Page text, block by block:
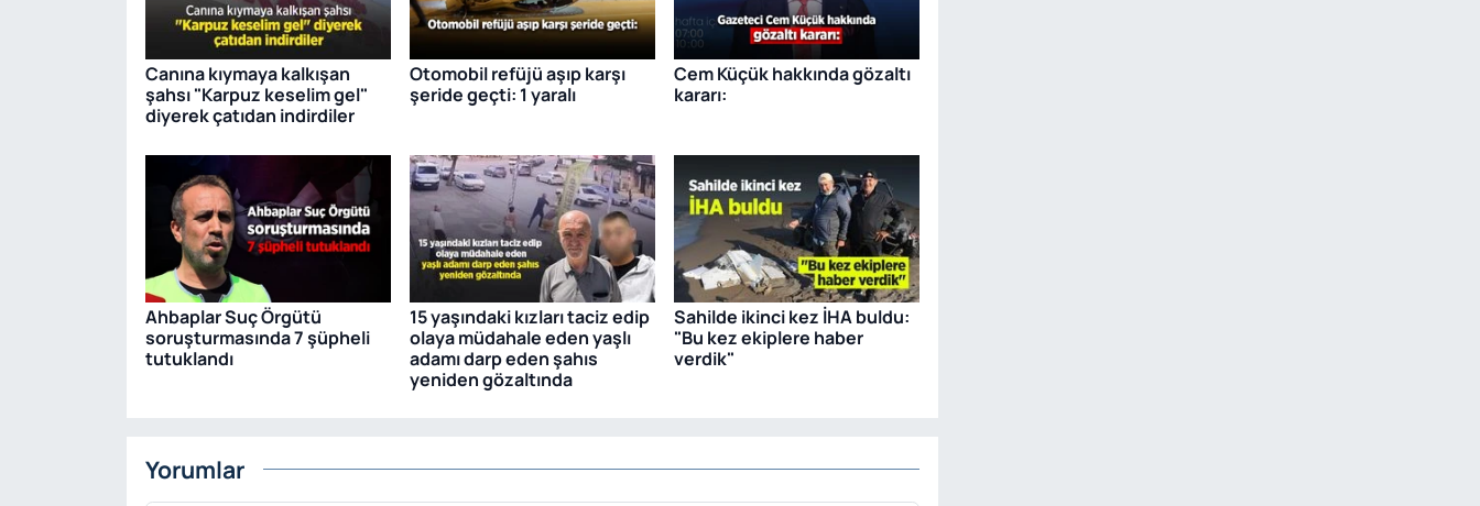
Canına kıymaya kalkışan
şahsı "Karpuz keselim gel"
diyerek çatıdan indirdiler
Otomobil refüjü aşıp karşı
şeride geçti: 1 yaralı
Cem Küçük hakkında gözaltı
kararı:
Ahbaplar Suç Örgütü
soruşturmasında 7 şüpheli
tutuklandı
15 yaşındaki kızları taciz edip
olaya müdahale eden yaşlı
adamı darp eden şahıs
yeniden gözaltında
Sahilde ikinci kez İHA buldu:
"Bu kez ekiplere haber
verdik"
Yorumlar